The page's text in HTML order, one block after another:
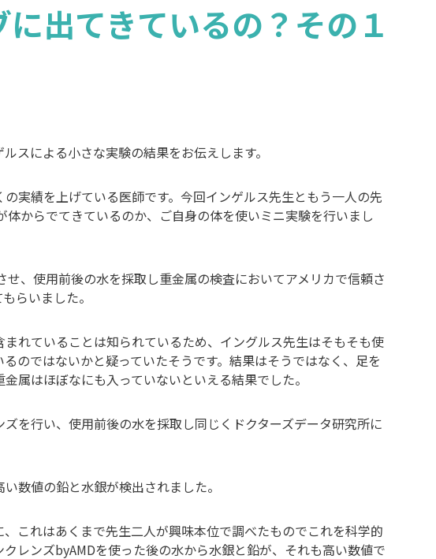
出てきているの？その１
スによる小さな実験の結果をお伝えします。
実績を上げている医師です。今回インゲルス先生ともう一人の先
からでてきているのか、ご自身の体を使いミニ実験を行いまし
、使用前後の水を採取し重金属の検査においてアメリカで信頼さ
らいました。
れていることは知られているため、イングルス先生はそもそも使
のではないかと疑っていたそうです。結果はそうではなく、足を
属はほぼなにも入っていないといえる結果でした。
を行い、使用前後の水を採取し同じくドクターズデータ研究所に
数値の鉛と水銀が検出されました。
これはあくまで先生二人が興味本位で調べたものでこれを科学的
レンズbyAMDを使った後の水から水銀と鉛が、それも高い数値で